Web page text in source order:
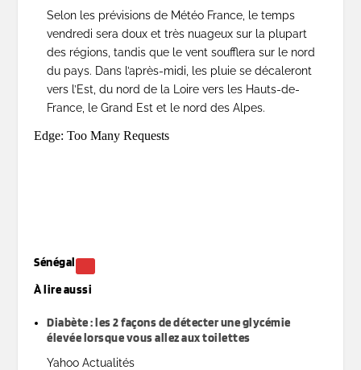
Selon les prévisions de Météo France, le temps
vendredi sera doux et très nuageux sur la plupart
des régions, tandis que le vent soufflera sur le nord
du pays. Dans l’après-midi, les pluie se décaleront
vers l’Est, du nord de la Loire vers les Hauts-de-
France, le Grand Est et le nord des Alpes.
Sénégal
À lire aussi
Diabète : les 2 façons de détecter une glycémie
élevée lorsque vous allez aux toilettes
Yahoo Actualités